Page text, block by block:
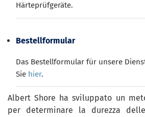
Härteprüfgeräte.
Bestellformular
Das Bestellformular für unsere
Sie hier.
Albert Shore ha sviluppato un
per determinare la durezza